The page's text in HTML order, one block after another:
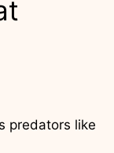
predators like